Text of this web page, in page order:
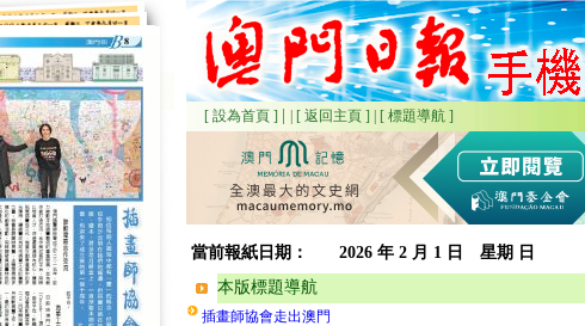
[ 設為首頁 ] [ 返回主頁 ] [ 標題導航 ]
當前報紙日期： 2026 年 2 月 1 日 星期 日
本版標題導航
插畫師協會走出澳門